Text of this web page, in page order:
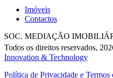
Imóveis
Contactos
SOC. MEDIAÇÃO
Todos os direitos reservados,
Innovation & Technology
Política de Privacidade e Termos